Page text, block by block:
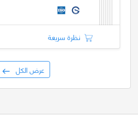
نظرة سريعة
عرض الكل